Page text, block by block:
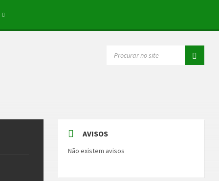
AVISOS
Não existem avisos